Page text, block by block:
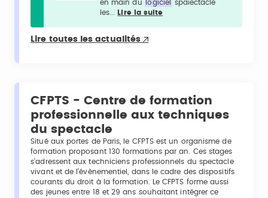
en main du
logiciel
spaiectacle
les...
Lire la suite
Lire toutes les actualités
CFPTS - Centre de formation
professionnelle aux techniques
du spectacle
Situé aux portes de Paris, le CFPTS est un organisme de
formation proposant 130 formations par an. Ces stages
s’adressent aux techniciens professionnels du spectacle
vivant et de l’évènementiel, dans le cadre des dispositifs
courants du droit à la formation. Le CFPTS forme aussi
des jeunes entre 18 et 29 ans souhaitant intégrer ce